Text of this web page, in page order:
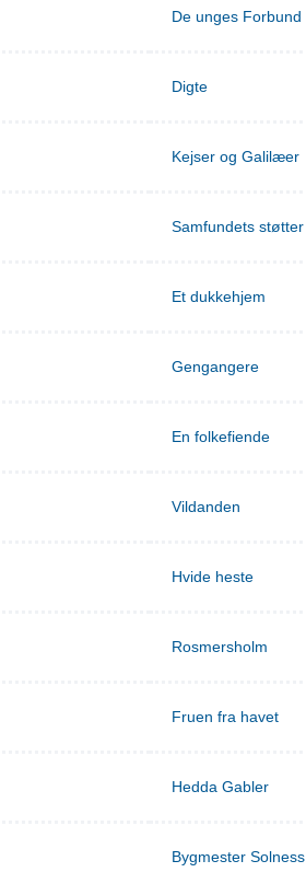
De unges Forbund
Digte
Kejser og Galilæer
Samfundets støtter
Et dukkehjem
Gengangere
En folkefiende
Vildanden
Hvide heste
Rosmersholm
Fruen fra havet
Hedda Gabler
Bygmester Solness